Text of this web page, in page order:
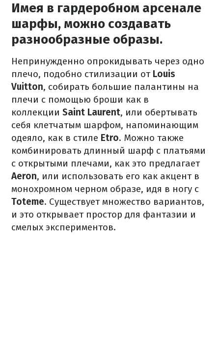
Имея в гардеробном арсенале
шарфы, можно создавать
разнообразные образы.
Непринужденно опрокидывать через одно
плечо, подобно стилизации отLouis
Vuitton, собирать большие палантины на
плечи с помощью броши как в
коллекции Saint Laurent, или обертывать
себя клетчатым шарфом, напоминающим
одеяло, как в стиле Etro. Можно также
комбинировать длинный шарф с платьями
с открытыми плечами, как это предлагает
Aeron, или использовать его как акцент в
монохромном черном образе, идя в ногу с
Toteme. Существует множество вариантов,
и это открывает простор для фантазии и
смелых экспериментов.